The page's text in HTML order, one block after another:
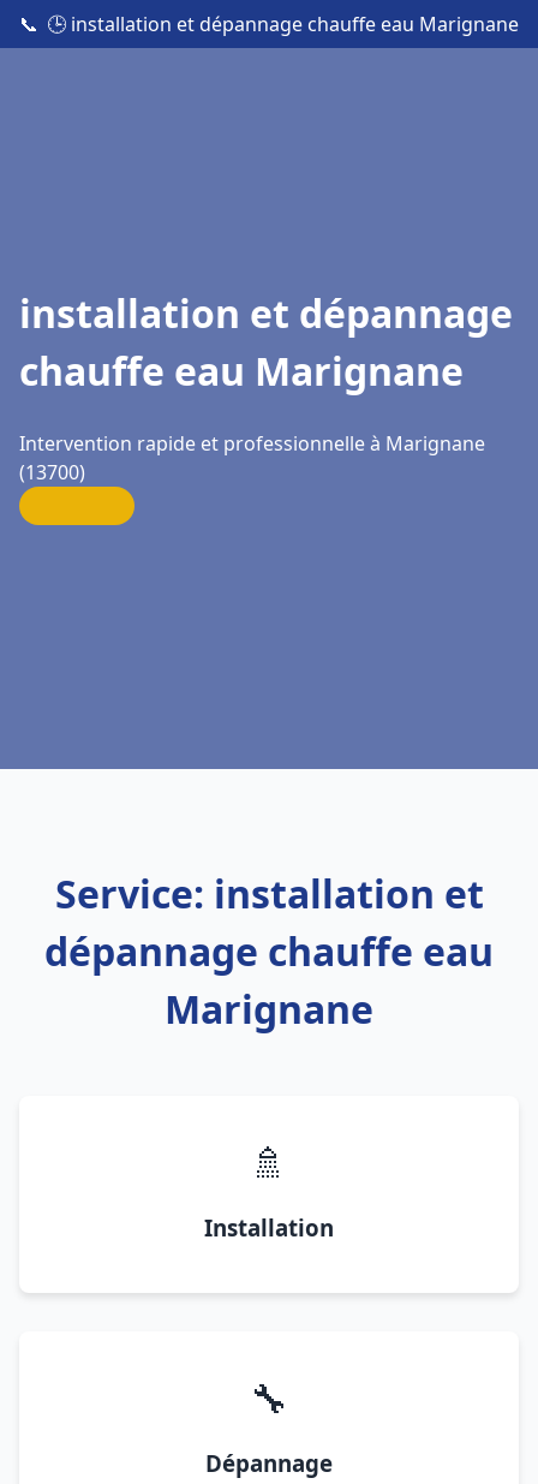
📞 🕒 installation et dépannage chauffe eau Marignane
installation et dépannage
chauffe eau Marignane
Intervention rapide et professionnelle à Marignane
(13700)
Service: installation et
dépannage chauffe eau
Marignane
🚿
Installation
🔧
Dépannage